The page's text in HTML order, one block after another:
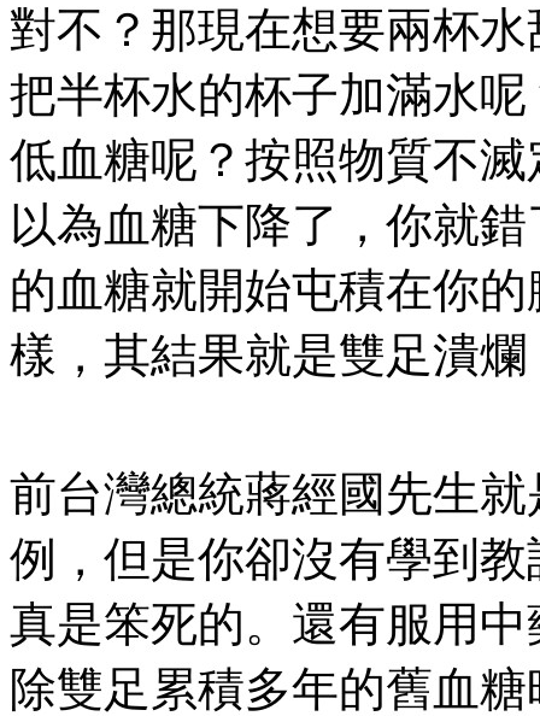
對不？那現在想要兩杯
把半杯水的杯子加滿水
低血糖呢？按照物質不
以為血糖下降了，你就
的血糖就開始屯積在你
樣，其結果就是雙足潰
前台灣總統蔣經國先生
例，但是你卻沒有學到
真是笨死的。還有服用
除雙足累積多年的舊血